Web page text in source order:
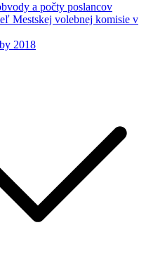
a počty poslancov
Mestskej volebnej komisie v
2018